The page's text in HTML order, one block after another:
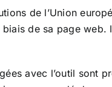
de l’Union
biais de sa page web.
avec l’outil sont